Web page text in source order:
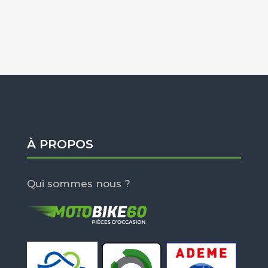
À PROPOS
Qui sommes nous ?